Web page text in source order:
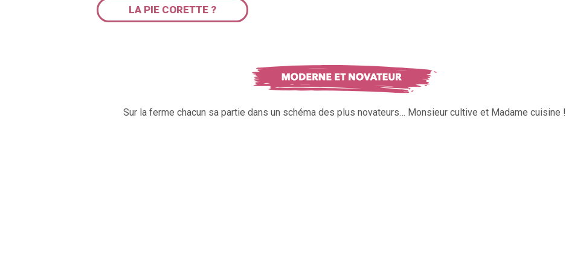
LA PIE CORETTE ?
Sur la ferme chacun sa partie dans un schéma des plus novateurs… Monsieur cultive et Madame cuisine !